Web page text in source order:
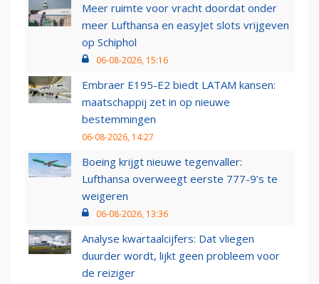
Meer ruimte voor vracht doordat onder
meer Lufthansa en easyJet slots vrijgeven
op Schiphol
06-08-2026, 15:16
Embraer E195-E2 biedt LATAM kansen:
maatschappij zet in op nieuwe
bestemmingen
06-08-2026, 14:27
Boeing krijgt nieuwe tegenvaller:
Lufthansa overweegt eerste 777-9’s te
weigeren
06-08-2026, 13:36
Analyse kwartaalcijfers: Dat vliegen
duurder wordt, lijkt geen probleem voor
de reiziger